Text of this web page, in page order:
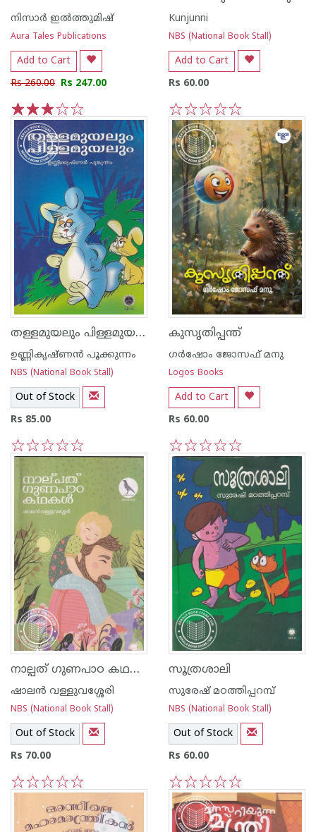
നിസാർ ഇൽത്തുമിഷ്
Aura Tales Publications
Add to Cart
Rs 260.00 Rs 247.00
5
4
3
2
1
Kunjunni
NBS (National Book Stall)
Add to Cart
Rs 60.00
5
4
3
2
1
തള്ളമുയലും പിള്ളമുയലും
ഉണ്ണികൃഷ്ണന്‍ പൂക്കുന്നം
NBS (National Book Stall)
Out of Stock
Rs 85.00
5
4
3
2
1
കുസൃതിപ്പന്ത്
ഗർഷോം ജോസഫ് മനു
Logos Books
Add to Cart
Rs 60.00
5
4
3
2
1
നാല്പത് ഗുണപാഠ കഥകൾ
ഷാലന്‍ വള്ളുവശ്ശേരി
NBS (National Book Stall)
Out of Stock
Rs 70.00
5
4
3
2
1
സൂത്രശാലി
സുരേഷ് മഠത്തിപ്പറമ്പ്
NBS (National Book Stall)
Out of Stock
Rs 60.00
5
4
3
2
1